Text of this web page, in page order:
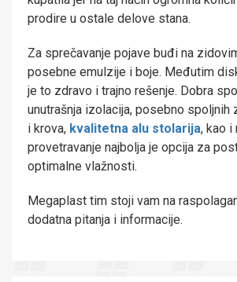
prodire u ostale delove stana.
Za sprečavanje pojave buđi na
posebne emulzije i boje. Međutim
je to zdravo i trajno rešenje. Dobra
unutrašnja izolacija, posebno spoljnih
i krova, kvalitetna alu stolarija, kao i
provetravanje najbolja je opcija za
optimalne vlažnosti.
Megaplast tim stoji vam na
dodatna pitanja i informacije.